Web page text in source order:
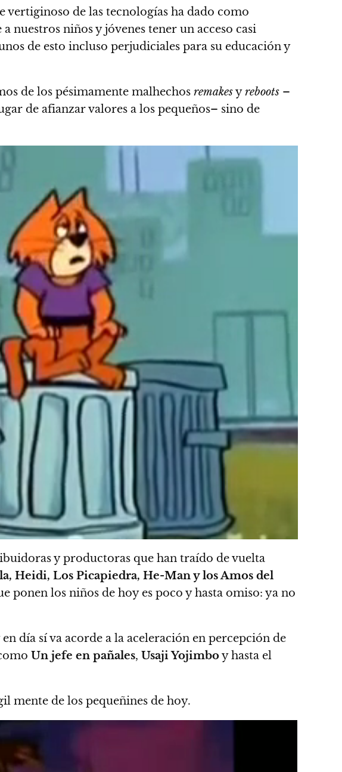
vertiginoso de las tecnologías ha dado como
nuestros niños y jóvenes tener un acceso casi
de esto incluso perjudiciales para su educación y
de los pésimamente malhechos remakesyreboots –
de afianzar valores a los pequeños– sino de
y productoras que han traído de vuelta
Heidi, Los Picapiedra, He-Man y los Amos del
ponen los niños de hoy es poco y hasta omiso: ya no
día sí va acorde a la aceleración en percepción de
Un jefe en pañales, Usaji Yojimboy hasta el
mente de los pequeñines de hoy.